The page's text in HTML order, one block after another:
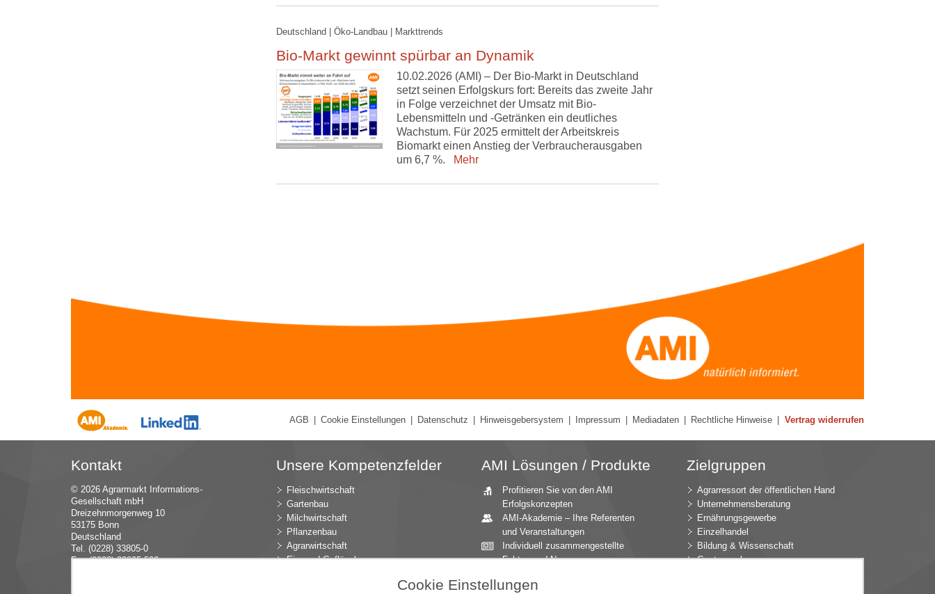
Deutschland | Öko-Landbau | Markttrends
Bio-Markt gewinnt spürbar an Dynamik
10.02.2026 (AMI) – Der Bio-Markt in Deutschland
setzt seinen Erfolgskurs fort: Bereits das zweite Jahr
in Folge verzeichnet der Umsatz mit Bio-
Lebensmitteln und -Getränken ein deutliches
Wachstum. Für 2025 ermittelt der Arbeitskreis
Biomarkt einen Anstieg der Verbraucherausgaben
um 6,7 %.
Mehr
AGB Cookie Einstellungen Datenschutz Hinweisgebersystem Impressum Mediadaten Rechtliche Hinweise Vertrag widerrufen
Kontakt
© 2026 Agrarmarkt Informations-
Gesellschaft mbH
Dreizehnmorgenweg 10
53175 Bonn
Deutschland
Tel. (0228) 33805-0
Fax (0228) 33805-592
Unsere Kompetenzfelder
Fleischwirtschaft
Gartenbau
Milchwirtschaft
Pflanzenbau
Agrarwirtschaft
Eier und Geflügel
AMI Lösungen / Produkte
Profitieren Sie von den AMI
Erfolgskonzepten
AMI-Akademie – Ihre Referenten
und Veranstaltungen
Individuell zusammengestellte
Fakten und News
Marktexperten
Zielgruppen
Agrarressort der öffentlichen Hand
Unternehmensberatung
Ernährungsgewerbe
Einzelhandel
Bildung & Wissenschaft
Gastgewerbe
Cookie Einstellungen